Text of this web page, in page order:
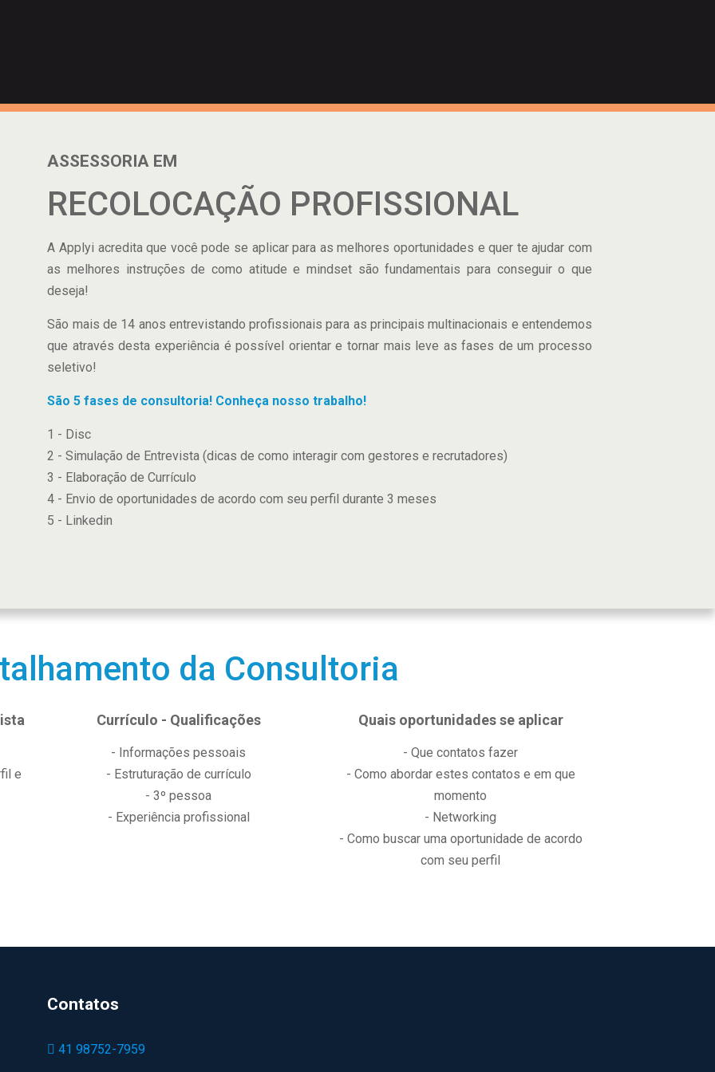
ASSESSORIA EM
RECOLOCAÇÃO PROFISSIONAL
A Applyi acredita que você pode se aplicar para as melhores oportunidades e quer te ajudar com
as melhores instruções de como atitude e mindset são fundamentais para conseguir o que
deseja!
São mais de 14 anos entrevistando profissionais para as principais multinacionais e entendemos
que através desta experiência é possível orientar e tornar mais leve as fases de um processo
seletivo!
São 5 fases de consultoria! Conheça nosso trabalho!
1 - Disc
2 - Simulação de Entrevista (dicas de como interagir com gestores e recrutadores)
3 - Elaboração de Currículo
4 - Envio de oportunidades de acordo com seu perfil durante 3 meses
5 - Linkedin
da Consultoria
e
Currículo - Qualificações
- Informações pessoais
- Estruturação de currículo
- 3º pessoa
- Experiência profissional
Quais oportunidades se aplicar
- Que contatos fazer
- Como abordar estes contatos e em que
momento
- Networking
- Como buscar uma oportunidade de acordo
com seu perfil
Contatos
41 98752-7959